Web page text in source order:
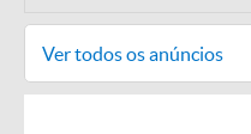
Ver todos os anúncios